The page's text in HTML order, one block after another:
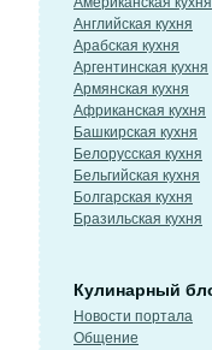
Английская кухня
Арабская кухня
Аргентинская кухня
Армянская кухня
Африканская кухня
Башкирская кухня
Белорусская кухня
Бельгийская кухня
Болгарская кухня
Бразильская кухня
Кулинарный
Новости портала
Общение